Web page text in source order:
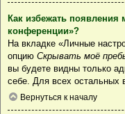
Как избежать появления
конференции»?
На вкладке «Личные
опцию Скрывать моё
вы будете видны только
себе. Для всех остальных
Вернуться к началу